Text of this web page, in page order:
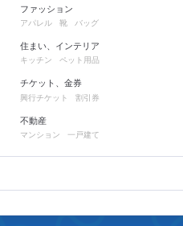
ファッション
アパレル 靴 バッグ
住まい、インテリア
キッチン ペット用品
チケット、金券
興行チケット 割引券
不動産
マンション 一戸建て